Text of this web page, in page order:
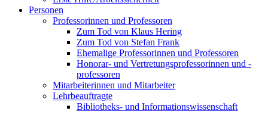
Personen
Professorinnen und Professoren
Zum Tod von Klaus Hering
Zum Tod von Stefan Frank
Ehemalige Professorinnen und Professoren
Honorar- und Vertretungsprofessorinnen und -
professoren
Mitarbeiterinnen und Mitarbeiter
Lehrbeauftragte
Bibliotheks- und Informationswissenschaft